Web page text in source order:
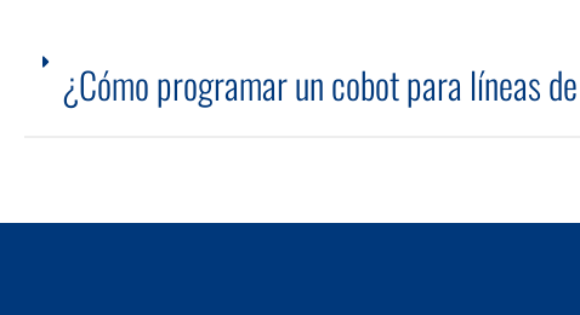
¿Cómo programar un cobot para líneas